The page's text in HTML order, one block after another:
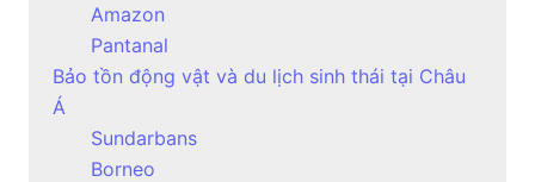
Amazon
Pantanal
Bảo tồn động vật và du lịch sinh thái tại Châu
Á
Sundarbans
Borneo